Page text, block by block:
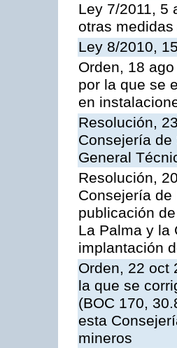
Ley 7/2011, 5
otras
Ley 8/2010,
Orden, 18
por la que se
en
Resolución,
Consejería
General
Resolución,
Consejería
publicación
La Palma y la
implantación
Orden, 22 oct
la que se
(BOC 170,
esta
mineros